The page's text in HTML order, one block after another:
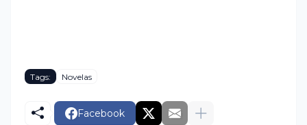
Tags: Novelas
Facebook